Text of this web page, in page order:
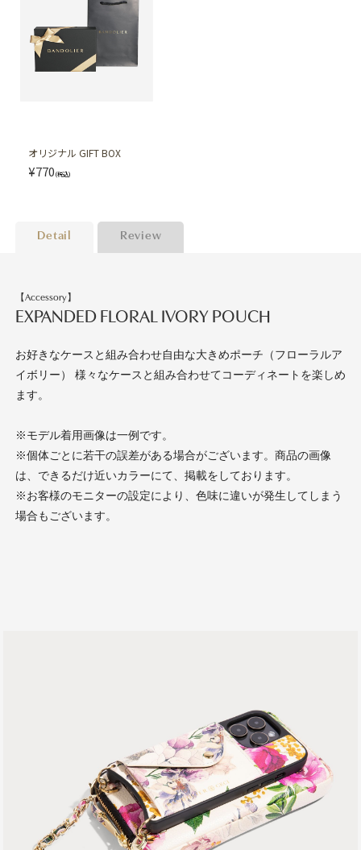
オリジナル GIFT BOX
¥770 (税込)
Detail Review
【Accessory】
EXPANDED FLORAL IVORY POUCH
お好きなケースと組み合わせ自由な大きめポーチ（フローラルア
イボリー） 様々なケースと組み合わせてコーディネートを楽しめ
ます。
※モデル着用画像は一例です。
※個体ごとに若干の誤差がある場合がございます。商品の画像
は、できるだけ近いカラーにて、掲載をしております。
※お客様のモニターの設定により、色味に違いが発生してしまう
場合もございます。